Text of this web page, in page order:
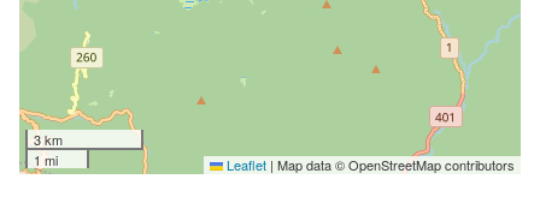
3 km
1 mi
Leaflet | Map data © OpenStreetMap contributors